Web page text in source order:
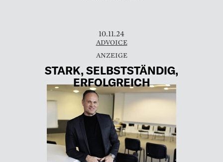
10.11.24
ADVOICE
STARK, SELBSTSTÄNDIG,
ERFOLGREICH